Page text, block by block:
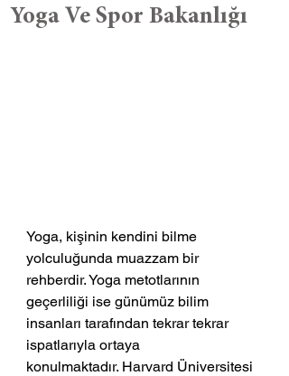
Yoga Ve Spor Bakanlığı
Yoga, kişinin kendini bilme
yolculuğunda muazzam bir
rehberdir. Yoga metotlarının
geçerliliği ise günümüz bilim
insanları tarafından tekrar tekrar
ispatlarıyla ortaya
konulmaktadır. Harvard Üniversitesi